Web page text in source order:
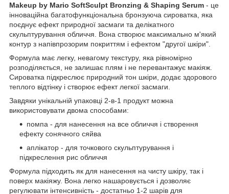
Makeup by Mario SoftSculpt Bronzing & Shaping Serum - це
інноваційна багатофункціональна бронзуюча сироватка, яка
поєднує ефект природної засмаги та делікатного
скульптурування обличчя. Вона створює максимально м'який
контур з напівпрозорим покриттям і ефектом "другої шкіри".
Формула має легку, невагому текстуру, яка рівномірно
розподіляється, не залишає плям і не перевантажує макіяж.
Сироватка підкреслює природний тон шкіри, додає здорового
теплого відтінку і створює ефект легкої засмаги.
Завдяки унікальній упаковці 2-в-1 продукт можна
використовувати двома способами:
помпа - для нанесення на все обличчя і створення
ефекту сонячного сяйва
аплікатор - для точкового скульптурування і
підкреслення рис обличчя
Формула підходить як для нанесення на чисту шкіру, так і
поверх макіяжу. Вона легко нашаровується і дозволяє
регулювати інтенсивність - достатньо 1-2 шарів для